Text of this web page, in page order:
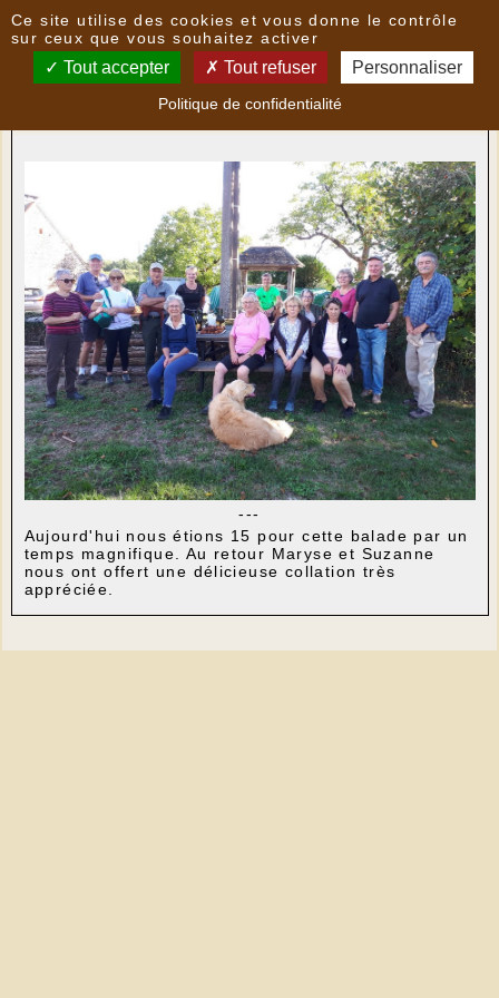
Nouvelles
Rando du lundi 3 octobre - le04/10/2022 07:09
---
Aujourd'hui nous étions 15 pour cette balade par un
temps magnifique. Au retour Maryse et Suzanne
nous ont offert une délicieuse collation très
appréciée.
Ce site utilise des cookies et vous donne le contrôle
sur ceux que vous souhaitez activer
Tout accepter Tout refuser Personnaliser
Politique de confidentialité